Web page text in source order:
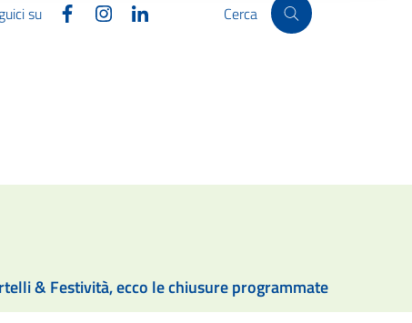
su FacebookInstagram Cerca
& Festività, ecco le chiusure programmate